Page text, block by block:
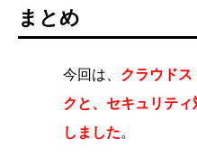
まとめ
今回は、 クラウドス
クと、セキュリテ
しました。